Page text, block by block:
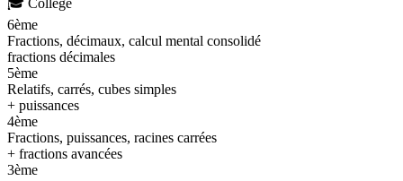
6ème
Fractions, décimaux, calcul mental consolidé
fractions décimales
5ème
Relatifs, carrés, cubes simples
+ puissances
4ème
Fractions, puissances, racines carrées
+ fractions avancées
3ème